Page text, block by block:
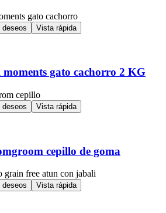
Vista rápida
gato cachorro 2 KG
Vista rápida
cepillo de goma
Vista rápida